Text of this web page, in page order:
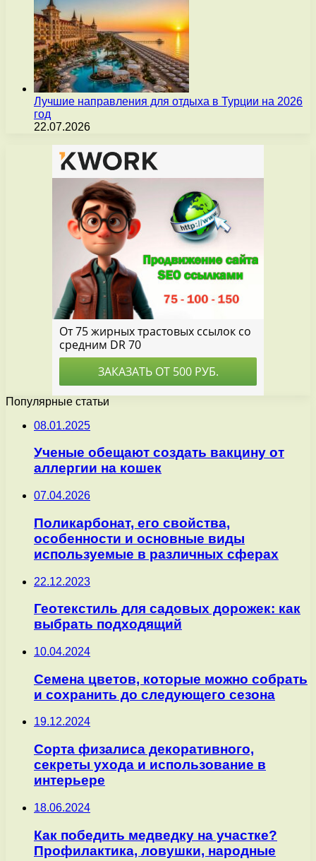
Лучшие направления для отдыха в Турции на 2026
год
22.07.2026
Популярные статьи
08.01.2025
Ученые обещают создать вакцину от
аллергии на кошек
07.04.2026
Поликарбонат, его свойства,
особенности и основные виды
используемые в различных сферах
22.12.2023
Геотекстиль для садовых дорожек: как
выбрать подходящий
10.04.2024
Семена цветов, которые можно собрать
и сохранить до следующего сезона
19.12.2024
Сорта физалиса декоративного,
секреты ухода и использование в
интерьере
18.06.2024
Как победить медведку на участке?
Профилактика, ловушки, народные